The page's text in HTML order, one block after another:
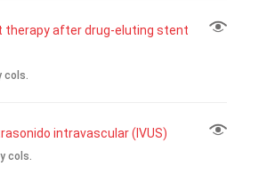
therapy after drug-eluting stent
cols.
intravascular (IVUS)
cols.